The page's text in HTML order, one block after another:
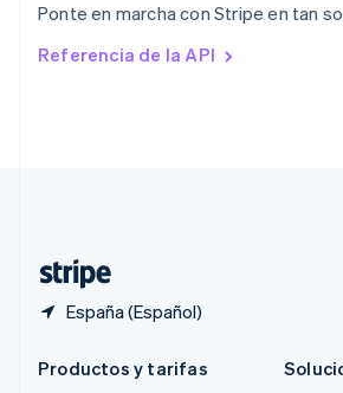
Ponte en marcha con Stripe en tan
Referencia de la API
España (Español)
English
English
Productos y tarifas